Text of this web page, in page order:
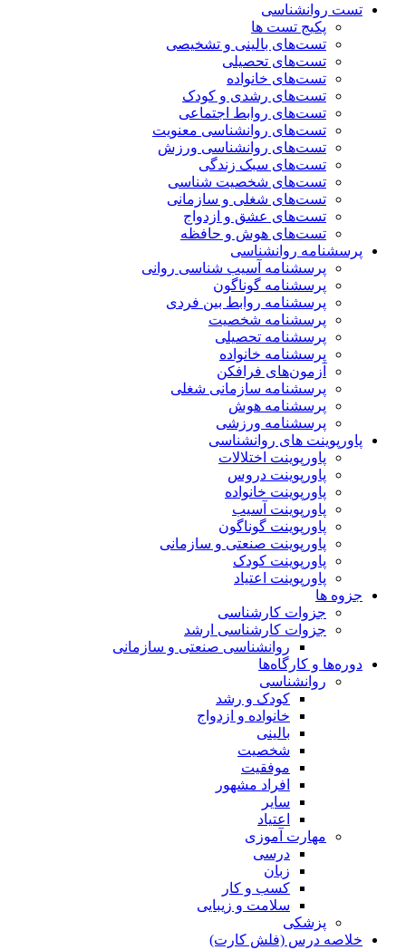
تست روانشناسی
پکیج تست ها
تست‌های بالینی و تشخیصی
تست‌های تحصیلی
تست‌های خانواده
تست‌های رشدی و کودک
تست‌های روابط اجتماعی
تست‌های روانشناسی معنویت
تست‌های روانشناسی ورزش
تست‌های سبک زندگی
تست‌های شخصیت شناسی
تست‌های شغلی و سازمانی
تست‌های عشق و ازدواج
تست‌های هوش و حافظه
پرسشنامه روانشناسی
پرسشنامه آسیب شناسی روانی
پرسشنامه گوناگون
پرسشنامه روابط بین فردی
پرسشنامه شخصیت
پرسشنامه تحصیلی
پرسشنامه خانواده
آزمون‌های فرافکن
پرسشنامه سازمانی شغلی
پرسشنامه هوش
پرسشنامه ورزشی
پاورپوینت های روانشناسی
پاورپوینت اختلالات
پاورپوینت دروس
پاورپوینت خانواده
پاورپوینت آسیب
پاورپوینت گوناگون
پاورپوینت صنعتی و سازمانی
پاورپوینت کودک
پاورپوینت اعتیاد
جزوه ها
جزوات کارشناسی
جزوات کارشناسی ارشد
روانشناسی صنعتی و سازمانی
دوره‌ها و کارگاه‌ها
روانشناسی
کودک و رشد
خانواده و ازدواج
بالینی
شخصیت
موفقیت
افراد مشهور
سایر
اعتیاد
مهارت آموزی
درسی
زبان
کسب و کار
سلامت و زیبایی
پزشکی
خلاصه درس (فلش کارت)